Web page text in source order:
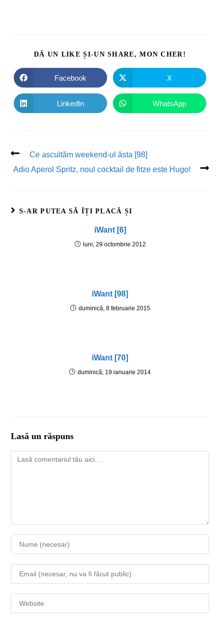
DĂ UN LIKE ȘI-UN SHARE, MON CHER!
Facebook X
LinkedIn WhatsApp
Ce ascultăm weekend-ul ăsta [98]
Adio Aperol Spritz, noul cocktail de fitze este Hugo!
S-AR PUTEA SĂ ÎȚI PLACĂ ȘI
iWant [6]
luni, 29 octombrie 2012
iWant [98]
duminică, 8 februarie 2015
iWant [70]
duminică, 19 ianuarie 2014
Lasă un răspuns